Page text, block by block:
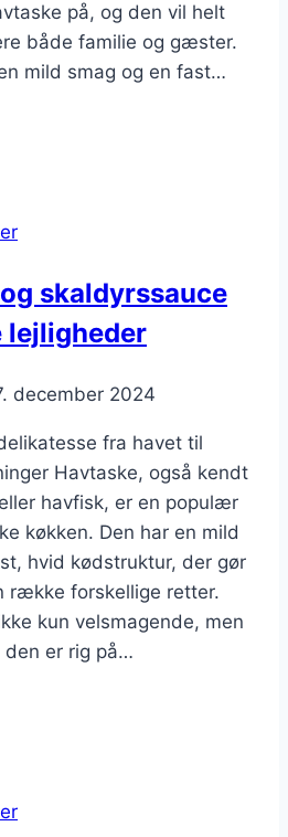
på, og den vil helt
både familie og gæster.
mild smag og en fast…
skaldyrssauce
december 2024
fra havet til
Havtaske, også kendt
havfisk, er en populær
køkken. Den har en mild
hvid kødstruktur, der gør
række forskellige retter.
kun velsmagende, men
den er rig på…